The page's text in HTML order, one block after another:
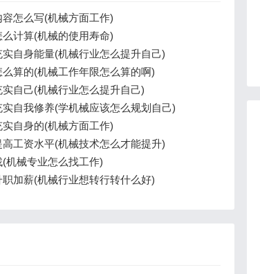
怎么写(机械方面工作)
计算(机械的使用寿命)
自身能量(机械行业怎么提升自己)
算的(机械工作年限怎么算的啊)
自己(机械行业怎么提升自己)
自我修养(学机械应该怎么规划自己)
自身的(机械方面工作)
工资水平(机械技术怎么才能提升)
机械专业怎么找工作)
加薪(机械行业想转行转什么好)